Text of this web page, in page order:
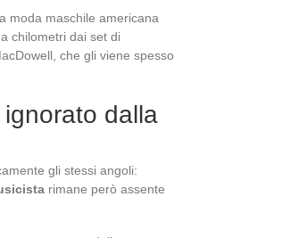
moda maschile americana
chilometri dai set di
che gli viene spesso
dalla
gli stessi angoli:
rimane però assente